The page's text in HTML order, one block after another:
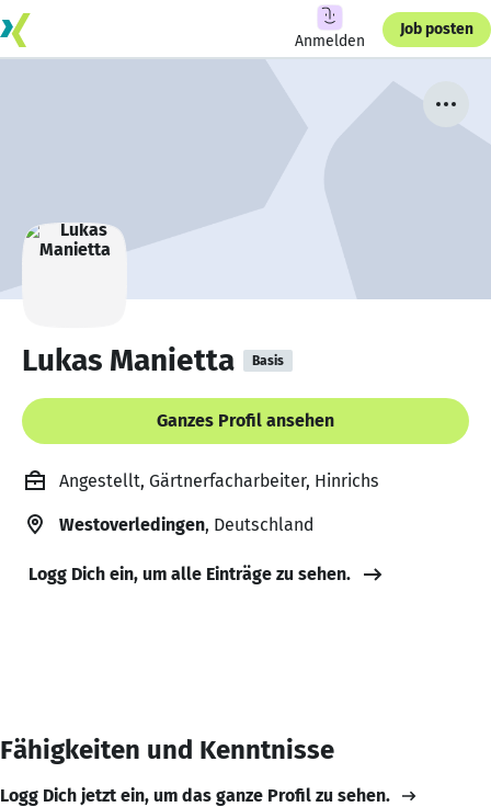
Anmelden
Job posten
Lukas Manietta Basis
Ganzes Profil ansehen
Angestellt, Gärtnerfacharbeiter, Hinrichs
Westoverledingen, Deutschland
Logg Dich ein, um alle Einträge zu sehen.
Fähigkeiten und Kenntnisse
Logg Dich jetzt ein, um das ganze Profil zu sehen.